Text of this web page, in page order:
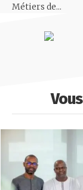
Métiers de...